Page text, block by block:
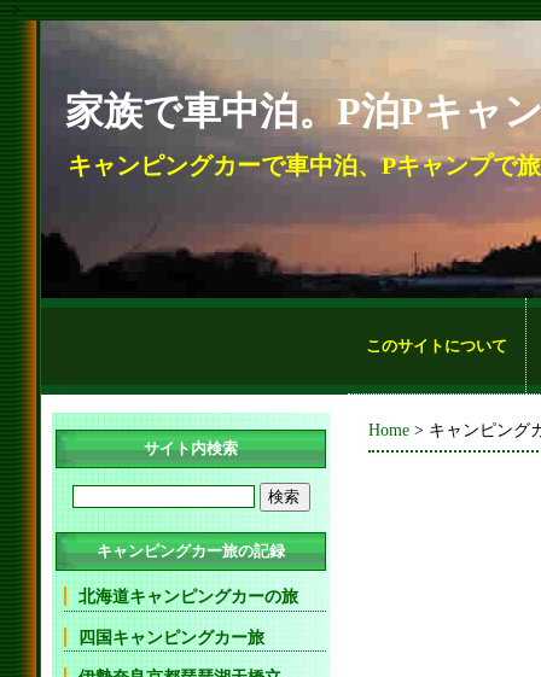
-->
家族で車中泊。P泊Pキャ
キャンピングカーで車中泊、Pキャンプで
このサイトについて
Home > キャンピング
サイト内検索
キャンピングカー旅の記録
北海道キャンピングカーの旅
四国キャンピングカー旅